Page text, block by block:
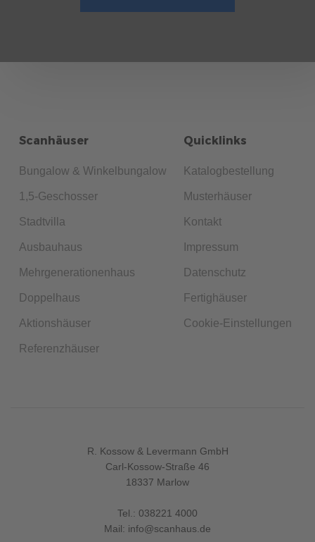
Scanhäuser
Bungalow & Winkelbungalow
1,5-Geschosser
Stadtvilla
Ausbauhaus
Mehrgenerationenhaus
Doppelhaus
Aktionshäuser
Referenzhäuser
Quicklinks
Katalogbestellung
Musterhäuser
Kontakt
Impressum
Datenschutz
Fertighäuser
Cookie-Einstellungen
R. Kossow & Levermann GmbH
Carl-Kossow-Straße 46
18337 Marlow
Tel.: 038221 4000
Mail: info@scanhaus.de